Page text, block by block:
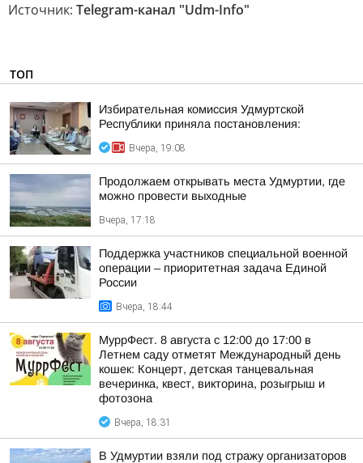
Источник: Telegram-канал "Udm-Info"
ТОП
Избирательная комиссия Удмуртской
Республики приняла постановления:
Вчера, 19:08
Продолжаем открывать места Удмуртии, где
можно провести выходные
Вчера, 17:18
Поддержка участников специальной военной
операции – приоритетная задача Единой
России
Вчера, 18:44
МуррФест. 8 августа с 12:00 до 17:00 в
Летнем саду отметят Международный день
кошек: Концерт, детская танцевальная
вечеринка, квест, викторина, розыгрыш и
фотозона
Вчера, 18:31
В Удмуртии взяли под стражу организаторов